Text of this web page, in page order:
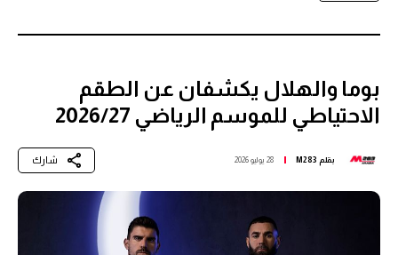
بوما والهلال يكشفان عن الطقم
الاحتياطي للموسم الرياضي 2026/27
بقلم M283 28 يوليو 2026 شارك